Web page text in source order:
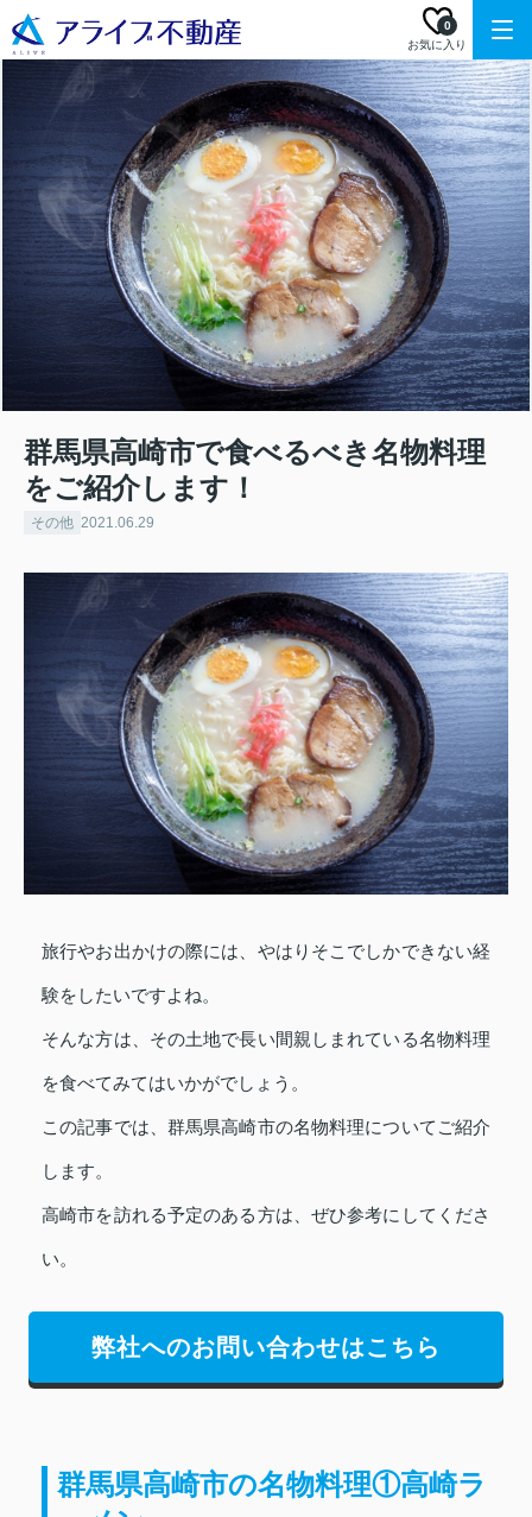
お気に入り
0
群馬県高崎市で食べるべき名物料理
をご紹介します！
その他 2021.06.29
旅行やお出かけの際には、やはりそこでしかできない経
験をしたいですよね。
そんな方は、その土地で長い間親しまれている名物料理
を食べてみてはいかがでしょう。
この記事では、群馬県高崎市の名物料理についてご紹介
します。
高崎市を訪れる予定のある方は、ぜひ参考にしてくださ
い。
弊社へのお問い合わせはこちら
群馬県高崎市の名物料理①高崎ラ